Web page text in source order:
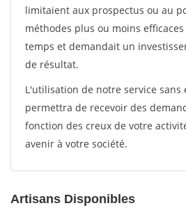
limitaient aux prospectus ou au
méthodes plus ou moins
temps et demandait un
de résultat.
L'utilisation de notre service sans
permettra de recevoir des
fonction des creux de votre
avenir à votre société.
Artisans Disponibles